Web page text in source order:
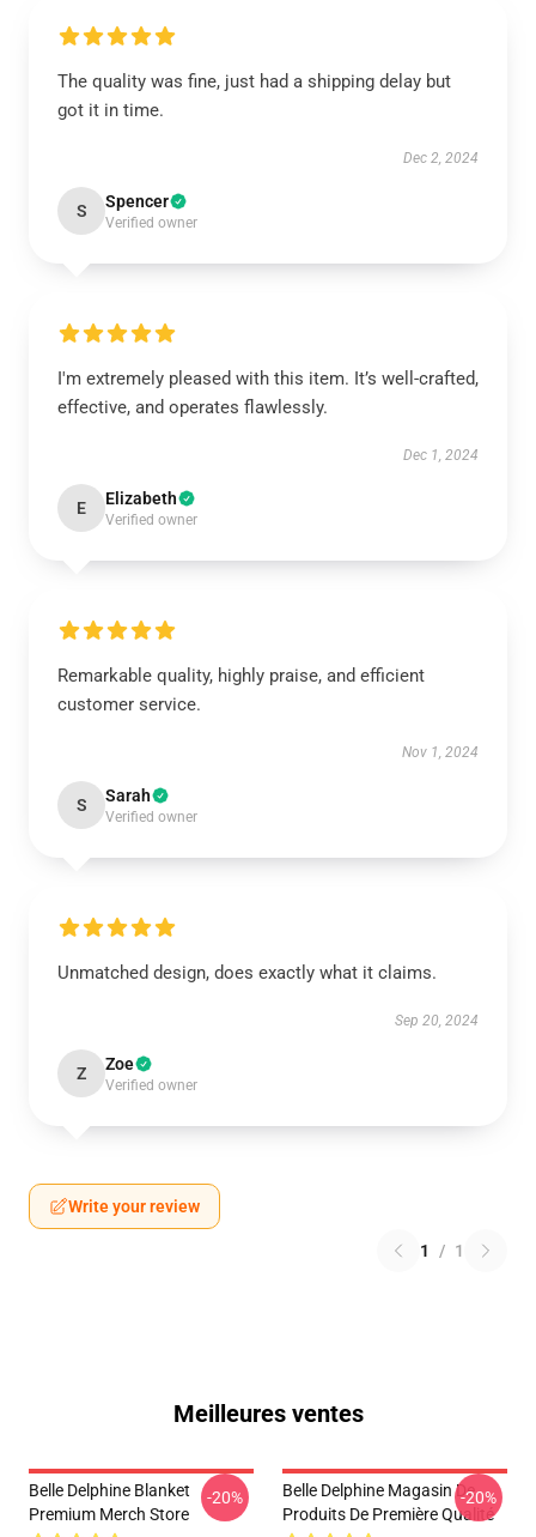
The quality was fine, just had a shipping delay but
got it in time.
Dec 2, 2024
S Spencer
Verified owner
I'm extremely pleased with this item. It’s well-crafted,
effective, and operates flawlessly.
Dec 1, 2024
E Elizabeth
Verified owner
Remarkable quality, highly praise, and efficient
customer service.
Nov 1, 2024
S Sarah
Verified owner
Unmatched design, does exactly what it claims.
Sep 20, 2024
Z Zoe
Verified owner
Write your review
1 / 1
Meilleures ventes
Belle Delphine Blanket
Premium Merch Store
-20%
Belle Delphine Magasin De
Produits De Première Qualité
-20%